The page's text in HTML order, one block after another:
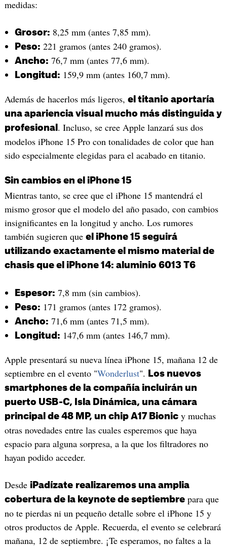
medidas:
Grosor: 8,25 mm (antes 7,85 mm).
Peso: 221 gramos (antes 240 gramos).
Ancho: 76,7 mm (antes 77,6 mm).
Longitud: 159,9 mm (antes 160,7 mm).
Además de hacerlos más ligeros, el titanio aportaría
una apariencia visual mucho más distinguida y
profesional . Incluso, se cree Apple lanzará sus dos
modelos iPhone 15 Pro con tonalidades de color que han
sido especialmente elegidas para el acabado en titanio.
Sin cambios en el iPhone 15
Mientras tanto, se cree que el iPhone 15 mantendrá el
mismo grosor que el modelo del año pasado, con cambios
insignificantes en la longitud y ancho. Los rumores
también sugieren que el iPhone 15 seguirá
utilizando exactamente el mismo material de
chasis que el iPhone 14: aluminio 6013 T6
Espesor: 7,8 mm (sin cambios).
Peso: 171 gramos (antes 172 gramos).
Ancho: 71,6 mm (antes 71,5 mm).
Longitud: 147,6 mm (antes 146,7 mm).
Apple presentará su nueva línea iPhone 15, mañana 12 de
septiembre en el evento "Wonderlust".
Los nuevos
smartphones de la compañía incluirán un
puerto USB-C, Isla Dinámica, una cámara
principal de 48 MP, un chip A17 Bionicy muchas
otras novedades entre las cuales esperemos que haya
espacio para alguna sorpresa, a la que los filtradores no
hayan podido acceder.
Desde iPadízate realizaremos una amplia
cobertura de la keynote de septiembrepara que
no te pierdas ni un pequeño detalle sobre el iPhone 15 y
otros productos de Apple. Recuerda, el evento se celebrará
mañana, 12 de septiembre. ¡Te esperamos, no faltes a la